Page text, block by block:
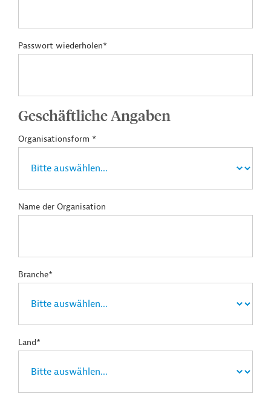
Passwort wiederholen*
Geschäftliche Angaben
Organisationsform *
Name der Organisation
Branche*
Land*